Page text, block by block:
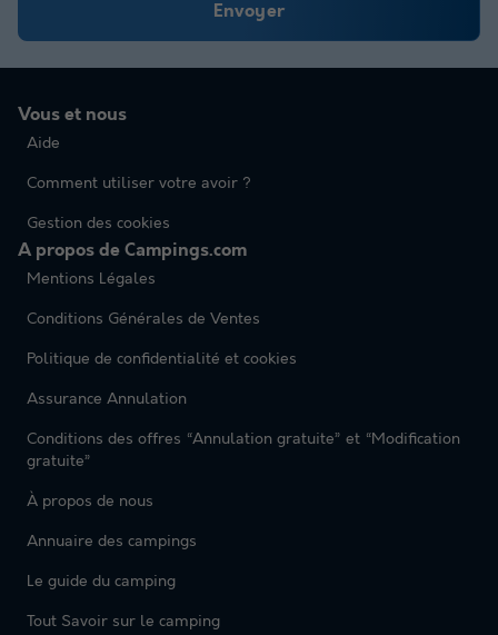
Envoyer
Vous et nous
Aide
Comment utiliser votre avoir ?
Gestion des cookies
A propos de Campings.com
Mentions Légales
Conditions Générales de Ventes
Politique de confidentialité et cookies
Assurance Annulation
Conditions des offres “Annulation gratuite” et “Modification
gratuite”
À propos de nous
Annuaire des campings
Le guide du camping
Tout Savoir sur le camping